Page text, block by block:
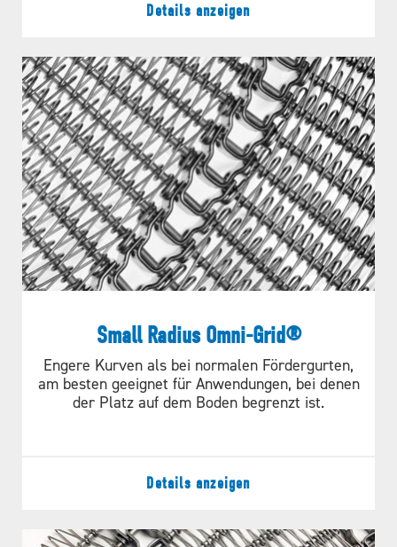
Details anzeigen
Small Radius Omni-Grid®
Engere Kurven als bei normalen Fördergurten,
am besten geeignet für Anwendungen, bei denen
der Platz auf dem Boden begrenzt ist.
Details anzeigen